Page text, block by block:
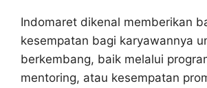
Indomaret dikenal memberikan
kesempatan bagi karyawannya
berkembang, baik melalui
mentoring, atau kesempatan